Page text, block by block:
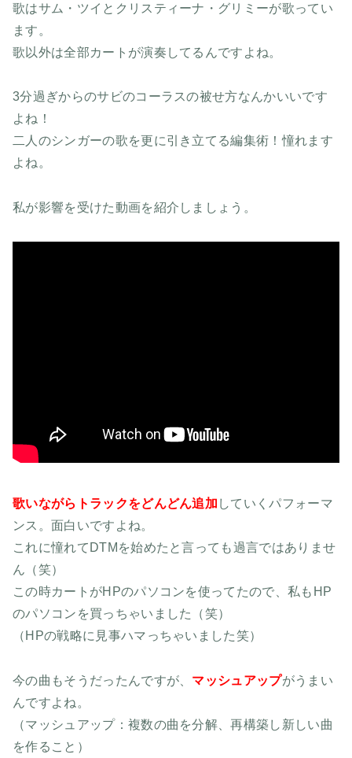
歌はサム・ツイとクリスティーナ・グリミーが歌ってい
ます。
歌以外は全部カートが演奏してるんですよね。
3分過ぎからのサビのコーラスの被せ方なんかいいです
よね！
二人のシンガーの歌を更に引き立てる編集術！憧れます
よね。
私が影響を受けた動画を紹介しましょう。
歌いながらトラックをどんどん追加 していくパフォーマ
ンス。面白いですよね。
これに憧れてDTMを始めたと言っても過言ではありませ
ん（笑）
この時カートがHPのパソコンを使ってたので、私もHP
のパソコンを買っちゃいました（笑）
（HPの戦略に見事ハマっちゃいました笑）
今の曲もそうだったんですが、 マッシュアップがうまい
んですよね。
（マッシュアップ：複数の曲を分解、再構築し新しい曲
を作ること）